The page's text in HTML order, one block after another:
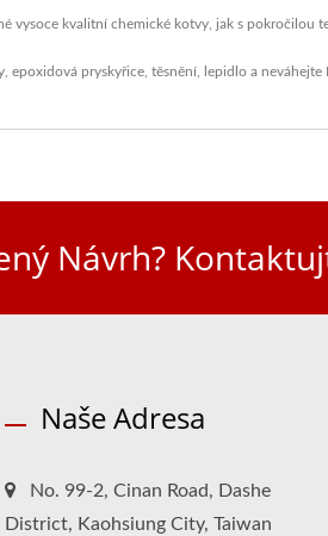
vysoce kvalitní chemické kotvy, jak s pokročilou
, epoxidová pryskyřice, těsnění, lepidlo a neváhejte
Návrh?
Naše Adresa
No. 99-2, Cinan Road, Dashe
District, Kaohsiung City, Taiwan